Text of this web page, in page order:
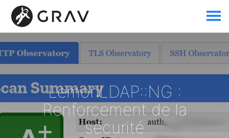
LemonLDAP::NG :
Renforcement de la
sécurité